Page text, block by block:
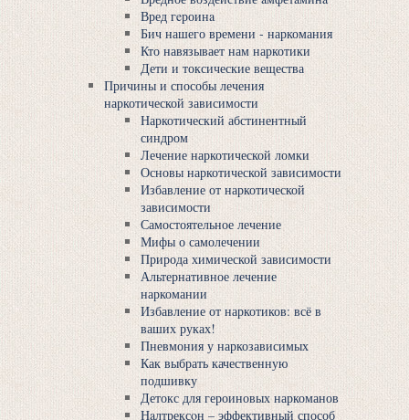
Вред гeроинa
Бич нашего времени - наркомания
Кто навязывает нам наркотики
Дети и токсические вещества
Причины и способы лечения
наркотической зависимости
Наркотический абстинентный
синдром
Лечение наркотической ломки
Основы наркотической зависимости
Избавление от наркотической
зависимости
Самостоятельное лечение
Мифы о самолечении
Природа химической зависимости
Альтернативное лечение
наркомании
Избавление от наркотиков: всё в
ваших руках!
Пневмония у наркозависимых
Как выбрать качественную
подшивку
Детокс для героиновых наркоманов
Нaлтрексoн – эффективный способ